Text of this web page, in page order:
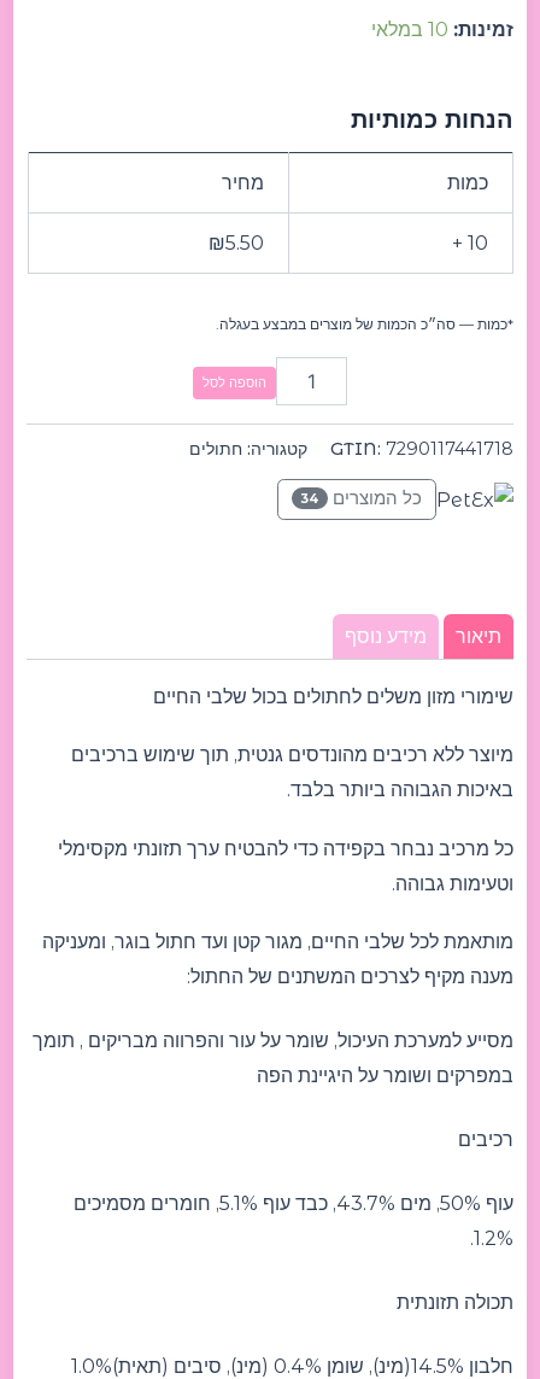
זמינות: 10 במלאי
הנחות כמותיות
כמות מחיר
10 +
₪5.50
*כמות — סה״כ הכמות של מוצרים במבצע בעגלה.
הוספה לסל
GTIN: 7290117441718 קטגוריה: חתולים
כל המוצרים 34
תיאור מידע נוסף
שימורי מזון משלים לחתולים בכול שלבי החיים
מיוצר ללא רכיבים מהונדסים גנטית, תוך שימוש ברכיבים
באיכות הגבוהה ביותר בלבד.
כל מרכיב נבחר בקפידה כדי להבטיח ערך תזונתי מקסימלי
וטעימות גבוהה.
מותאמת לכל שלבי החיים, מגור קטן ועד חתול בוגר, ומעניקה
מענה מקיף לצרכים המשתנים של החתול:
מסייע למערכת העיכול, שומר על עור והפרווה מבריקים , תומך
במפרקים ושומר על היגיינת הפה
רכיבים
עוף 50%, מים 43.7%, כבד עוף 5.1%, חומרים מסמיכים
1.2%.
תכולה תזונתית
חלבון 14.5%(מינ), שומן 0.4% (מינ), סיבים (תאית)1.0%